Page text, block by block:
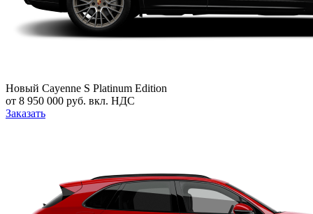
Новый Cayenne S Platinum Edition
от 8 950 000 руб. вкл. НДС
Заказать